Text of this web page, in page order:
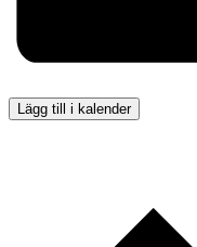
Lägg till i kalender